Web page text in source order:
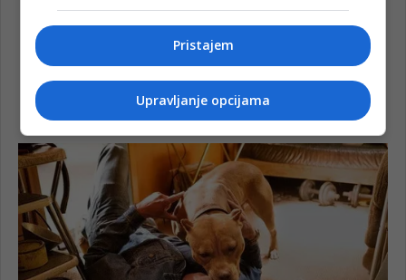
Pristajem
Upravljanje opcijama